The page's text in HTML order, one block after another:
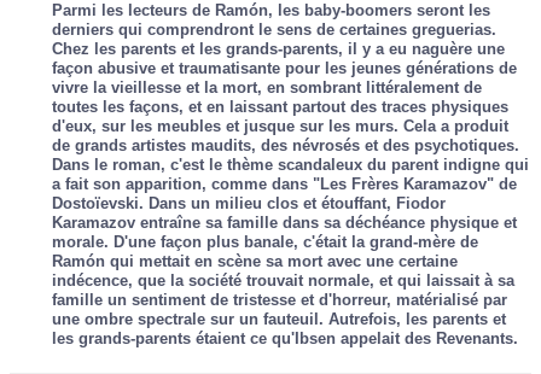
Parmi les lecteurs de Ramón, les baby-boomers seront les
derniers qui comprendront le sens de certaines greguerias.
Chez les parents et les grands-parents, il y a eu naguère une
façon abusive et traumatisante pour les jeunes générations de
vivre la vieillesse et la mort, en sombrant littéralement de
toutes les façons, et en laissant partout des traces physiques
d'eux, sur les meubles et jusque sur les murs. Cela a produit
de grands artistes maudits, des névrosés et des psychotiques.
Dans le roman, c'est le thème scandaleux du parent indigne qui
a fait son apparition, comme dans "Les Frères Karamazov" de
Dostoïevski. Dans un milieu clos et étouffant, Fiodor
Karamazov entraîne sa famille dans sa déchéance physique et
morale. D'une façon plus banale, c'était la grand-mère de
Ramón qui mettait en scène sa mort avec une certaine
indécence, que la société trouvait normale, et qui laissait à sa
famille un sentiment de tristesse et d'horreur, matérialisé par
une ombre spectrale sur un fauteuil. Autrefois, les parents et
les grands-parents étaient ce qu'Ibsen appelait des Revenants.